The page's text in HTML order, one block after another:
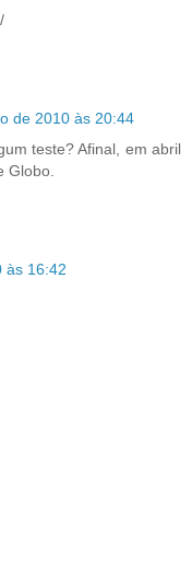
de 2010 às 20:44
teste? Afinal, em abril
Globo.
às 16:42